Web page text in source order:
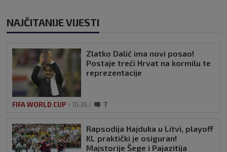
NAJČITANIJE VIJESTI
Zlatko Dalić ima novi posao!
Postaje treći Hrvat na kormilu te
reprezentacije
FIFA WORLD CUP 10:36 7
Rapsodija Hajduka u Litvi, playoff
KL praktički je osiguran!
Majstorije Šege i Pajazitija